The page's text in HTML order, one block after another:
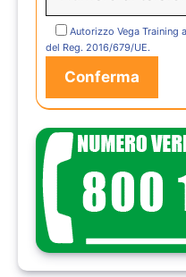
Autorizzo Vega Training
del Reg. 2016/679/UE.